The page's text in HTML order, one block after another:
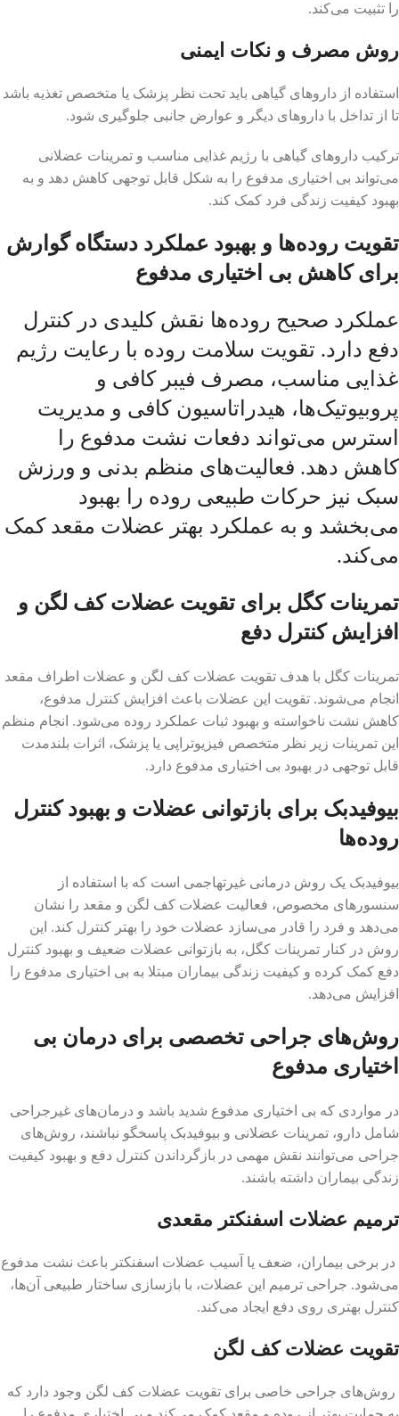
را تثبیت می‌کند.
روش مصرف و نکات ایمنی
استفاده از داروهای گیاهی باید تحت نظر پزشک یا متخصص تغذیه باشد
تا از تداخل با داروهای دیگر و عوارض جانبی جلوگیری شود.
ترکیب داروهای گیاهی با رژیم غذایی مناسب و تمرینات عضلانی
می‌تواند بی اختیاری مدفوع را به شکل قابل توجهی کاهش دهد و به
بهبود کیفیت زندگی فرد کمک کند.
تقویت روده‌ها و بهبود عملکرد دستگاه گوارش
برای کاهش بی اختیاری مدفوع
عملکرد صحیح روده‌ها نقش کلیدی در کنترل
دفع دارد. تقویت سلامت روده با رعایت رژیم
غذایی مناسب، مصرف فیبر کافی و
پروبیوتیک‌ها، هیدراتاسیون کافی و مدیریت
استرس می‌تواند دفعات نشت مدفوع را
کاهش دهد. فعالیت‌های منظم بدنی و ورزش
سبک نیز حرکات طبیعی روده را بهبود
می‌بخشد و به عملکرد بهتر عضلات مقعد کمک
می‌کند.
تمرینات کگل برای تقویت عضلات کف لگن و
افزایش کنترل دفع
تمرینات کگل با هدف تقویت عضلات کف لگن و عضلات اطراف مقعد
انجام می‌شوند. تقویت این عضلات باعث افزایش کنترل مدفوع،
کاهش نشت ناخواسته و بهبود ثبات عملکرد روده می‌شود. انجام منظم
این تمرینات زیر نظر متخصص فیزیوتراپی یا پزشک، اثرات بلندمدت
قابل توجهی در بهبود بی اختیاری مدفوع دارد.
بیوفیدبک برای بازتوانی عضلات و بهبود کنترل
روده‌ها
بیوفیدبک یک روش درمانی غیرتهاجمی است که با استفاده از
سنسورهای مخصوص، فعالیت عضلات کف لگن و مقعد را نشان
می‌دهد و فرد را قادر می‌سازد عضلات خود را بهتر کنترل کند. این
روش در کنار تمرینات کگل، به بازتوانی عضلات ضعیف و بهبود کنترل
دفع کمک کرده و کیفیت زندگی بیماران مبتلا به بی اختیاری مدفوع را
افزایش می‌دهد.
روش‌های جراحی تخصصی برای درمان بی
اختیاری مدفوع
در مواردی که بی اختیاری مدفوع شدید باشد و درمان‌های غیرجراحی
شامل دارو، تمرینات عضلانی و بیوفیدبک پاسخگو نباشند، روش‌های
جراحی می‌توانند نقش مهمی در بازگرداندن کنترل دفع و بهبود کیفیت
زندگی بیماران داشته باشند.
ترمیم عضلات اسفنکتر مقعدی
در برخی بیماران، ضعف یا آسیب عضلات اسفنکتر باعث نشت مدفوع
می‌شود. جراحی ترمیم این عضلات، با بازسازی ساختار طبیعی آن‌ها،
کنترل بهتری روی دفع ایجاد می‌کند.
تقویت عضلات کف لگن
روش‌های جراحی خاصی برای تقویت عضلات کف لگن وجود دارد که